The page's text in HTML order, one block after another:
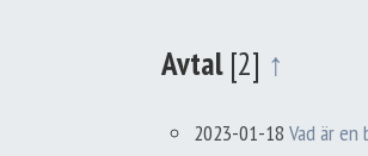
Avtal [2] ↑
2023-01-18 Vad är en